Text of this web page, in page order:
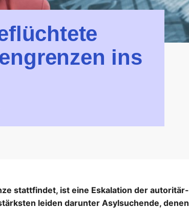
ins
stattfindet, ist eine Eskalation der autoritär-
leiden darunter Asylsuchende, denen